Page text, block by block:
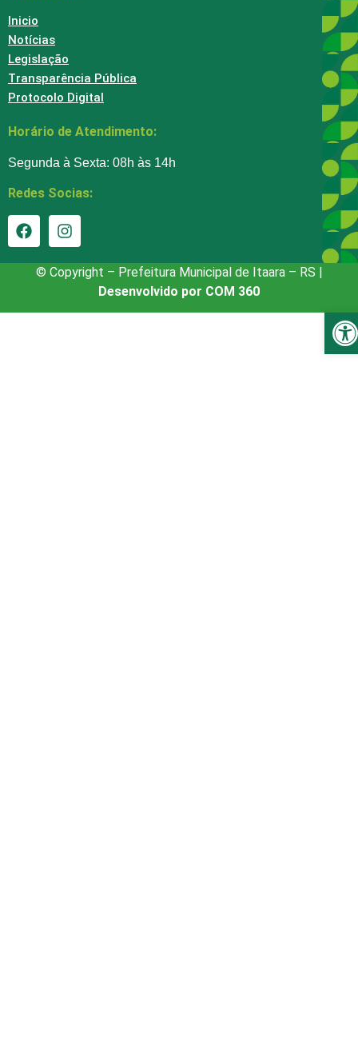
Inicio
Notícias
Legislação
Transparência Pública
Protocolo Digital
Horário de Atendimento:
Segunda à Sexta: 08h às 14h
Redes Socias:
© Copyright – Prefeitura Municipal de Itaara – RS |
Desenvolvido por COM 360